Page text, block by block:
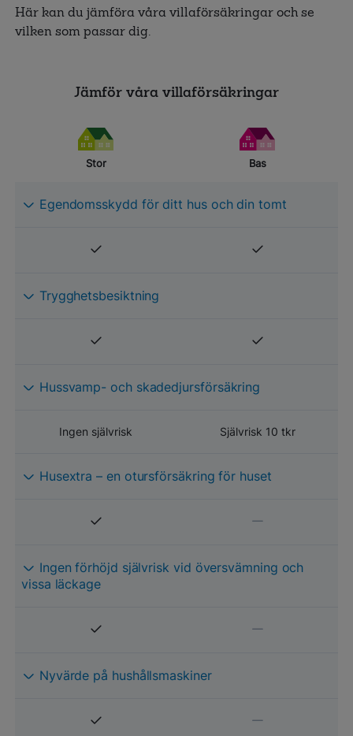
Här kan du jämföra våra villaförsäkringar och se
vilken som passar dig.
Jämför våra villaförsäkringar
Stor Bas
Egendomsskydd för ditt hus och din tomt
Trygghetsbesiktning
Hussvamp- och skadedjursförsäkring
Ingen självrisk Självrisk 10 tkr
Husextra – en otursförsäkring för huset
vissa läckage
Nyvärde på hushållsmaskiner